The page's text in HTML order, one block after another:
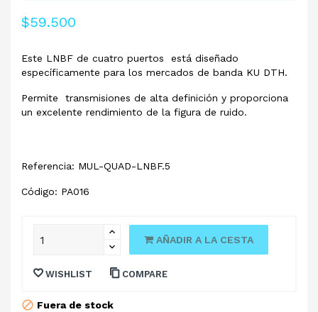
$59.500
Este LNBF de cuatro puertos está diseñado
específicamente para los mercados de banda KU DTH.
Permite transmisiones de alta definición y proporciona
un excelente rendimiento de la figura de ruido.
Referencia: MUL-QUAD-LNBF.5
Código: PA016
AÑADIR A LA CESTA
WISHLIST COMPARE
Fuera de stock